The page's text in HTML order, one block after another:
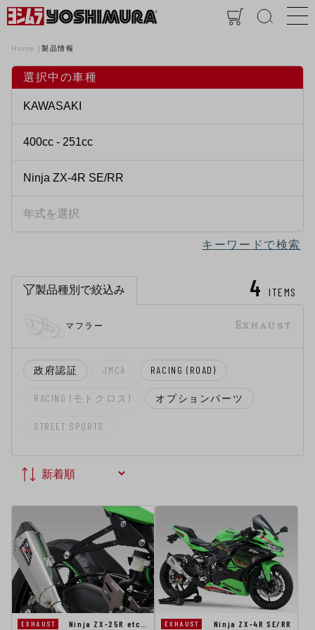
Home 製品情報
選択中の車種
キーワードで検索
4 ITEMS
製品種別で絞込み
Exhaust
マフラー
政府認証 JMCA RACING (ROAD)
RACING (モトクロス) オプションパーツ
STREET SPORTS
EXHAUST
Ninja ZX-25R etc…
EXHAUST
Ninja ZX-4R SE/RR